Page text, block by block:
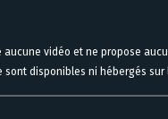
vidéo et ne propose
sont disponibles ni hébergés sur